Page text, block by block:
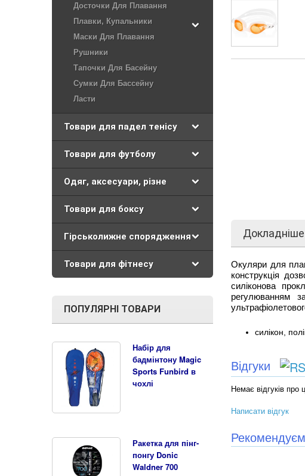
Досточки Для Плавання
Плавки, Купальники
Маски Для Плавання
Рушники
Тапочки Для Басейну
Сумки Для Бассейну
Ласти
Товари для падел тенісу
Товари для футболу
Одяг, аксесуари, різне
Товари для боксу
Гірськолижне спорядження
Товари для фітнесу
ПОПУЛЯРНІ ТОВАРИ
Набір для
бадмінтону Magic
Sports Funbird в
чохлі
Ракетка для пінг-
понгу Donic
Waldner 700
Докладніше
Окуляри для
конструкція
силіконова
регулюванням
силікон,
Відгуки
Немає відгуків про
Написати відгук